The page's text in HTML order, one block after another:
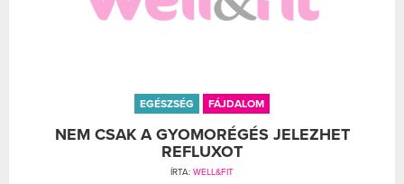
EGÉSZSÉG FÁJDALOM
NEM CSAK A GYOMORÉGÉS JELEZHET
REFLUXOT
ÍRTA: WELL&FIT